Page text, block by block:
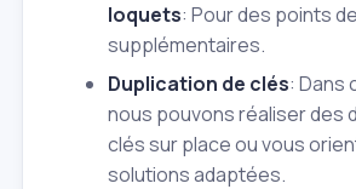
loquets: Pour des points
supplémentaires.
Duplication de clés: Dans
nous pouvons réaliser des
clés sur place ou vous
solutions adaptées.